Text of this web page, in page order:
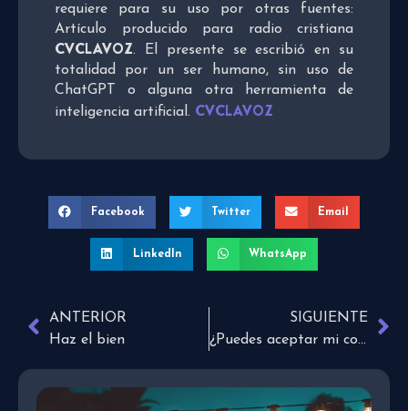
requiere para su uso por otras fuentes:
Artículo producido para radio cristiana
CVCLAVOZ. El presente se escribió en su
totalidad por un ser humano, sin uso de
ChatGPT o alguna otra herramienta de
inteligencia artificial. CVCLAVOZ
Facebook Twitter Email
LinkedIn WhatsApp
ANTERIOR
Haz el bien
SIGUIENTE
¿Puedes aceptar mi consejo?